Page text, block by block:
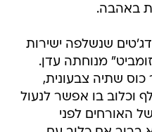
באהבה.
שנשלפה ישירות
מנוחתה עדן.
שתיה צבעונית,
וכלוב בו אפשר לנעול
האורחים לפני